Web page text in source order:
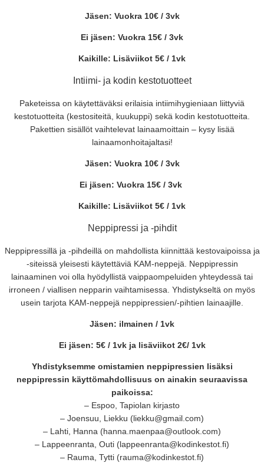
Jäsen: Vuokra 10€ / 3vk
Ei jäsen: Vuokra 15€ / 3vk
Kaikille: Lisäviikot 5€ / 1vk
Intiimi- ja kodin kestotuotteet
Paketeissa on käytettäväksi erilaisia intiimihygieniaan liittyviä
kestotuotteita (kestositeitä, kuukuppi) sekä kodin kestotuotteita.
Pakettien sisällöt vaihtelevat lainaamoittain – kysy lisää
lainaamonhoitajaltasi!
Jäsen: Vuokra 10€ / 3vk
Ei jäsen: Vuokra 15€ / 3vk
Kaikille: Lisäviikot 5€ / 1vk
Neppipressi ja -pihdit
Neppipressillä ja -pihdeillä on mahdollista kiinnittää kestovaipoissa ja
-siteissä yleisesti käytettäviä KAM-neppejä. Neppipressin
lainaaminen voi olla hyödyllistä vaippaompeluiden yhteydessä tai
irroneen / viallisen nepparin vaihtamisessa. Yhdistykseltä on myös
usein tarjota KAM-neppejä neppipressien/-pihtien lainaajille.
Jäsen: ilmainen / 1vk
Ei jäsen: 5€ / 1vk ja lisäviikot 2€/ 1vk
Yhdistyksemme omistamien neppipressien lisäksi
neppipressin käyttömahdollisuus on ainakin seuraavissa
paikoissa:
– Espoo, Tapiolan kirjasto
– Joensuu, Liekku (liekku@gmail.com)
– Lahti, Hanna (hanna.maenpaa@outlook.com)
– Lappeenranta, Outi (lappeenranta@kodinkestot.fi)
– Rauma, Tytti (rauma@kodinkestot.fi)